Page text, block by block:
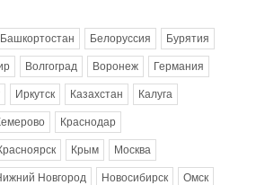
Башкортостан Белоруссия Бурятия
Волгоград Воронеж Германия
Иркутск Казахстан Калуга
Краснодар
Крым Москва
Новгород Новосибирск Омск